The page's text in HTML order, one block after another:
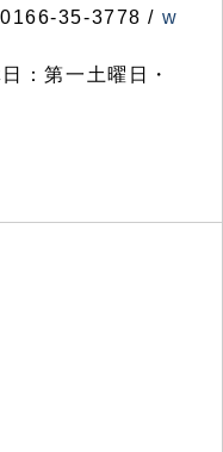
35-3778 / w
：第一土曜日・